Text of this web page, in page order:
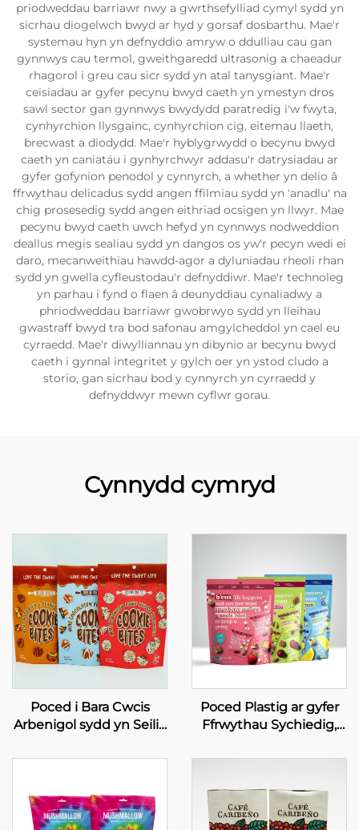
priodweddau barriawr nwy a gwrthsefylliad cymyl sydd yn
sicrhau diogelwch bwyd ar hyd y gorsaf dosbarthu. Mae'r
systemau hyn yn defnyddio amryw o ddulliau cau gan
gynnwys cau termol, gweithgaredd ultrasonig a chaeadur
rhagorol i greu cau sicr sydd yn atal tanysgiant. Mae'r
ceisiadau ar gyfer pecynu bwyd caeth yn ymestyn dros
sawl sector gan gynnwys bwydydd paratredig i'w fwyta,
cynhyrchion llysgainc, cynhyrchion cig, eitemau llaeth,
brecwast a diodydd. Mae'r hyblygrwydd o becynu bwyd
caeth yn caniatáu i gynhyrchwyr addasu'r datrysiadau ar
gyfer gofynion penodol y cynnyrch, a whether yn delio â
ffrwythau delicadus sydd angen ffilmiau sydd yn 'anadlu' na
chig prosesedig sydd angen eithriad ocsigen yn llwyr. Mae
pecynu bwyd caeth uwch hefyd yn cynnwys nodweddion
deallus megis sealiau sydd yn dangos os yw'r pecyn wedi ei
daro, mecanweithiau hawdd-agor a dyluniadau rheoli rhan
sydd yn gwella cyfleustodau'r defnyddiwr. Mae'r technoleg
yn parhau i fynd o flaen â deunyddiau cynaliadwy a
phriodweddau barriawr gwobrwyo sydd yn lleihau
gwastraff bwyd tra bod safonau amgylcheddol yn cael eu
cyrraedd. Mae'r diwylliannau yn dibynio ar becynu bwyd
caeth i gynnal integritet y gylch oer yn ystod cludo a
storio, gan sicrhau bod y cynnyrch yn cyrraedd y
defnyddwyr mewn cyflwr gorau.
Cynnydd cymryd
Poced i Bara Cwcis
Arbenigol sydd yn Seilio
Alwminiwm
Poced Plastig ar gyfer
Ffrwythau Sychiedig,
Adferadwy,
Ddefnydd Bwyd